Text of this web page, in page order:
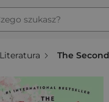
szukasz?
Literatura The